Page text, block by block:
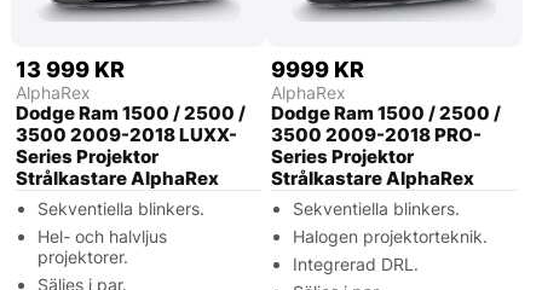
13 999 KR
AlphaRex
Dodge Ram 1500 / 2500 /
3500 2009-2018 LUXX-
Series Projektor
Strålkastare AlphaRex
Sekventiella blinkers.
Hel- och halvljus
projektorer.
Säljes i par.
9999 KR
AlphaRex
Dodge Ram 1500 / 2500 /
3500 2009-2018 PRO-
Series Projektor
Strålkastare AlphaRex
Sekventiella blinkers.
Halogen projektorteknik.
Integrerad DRL.